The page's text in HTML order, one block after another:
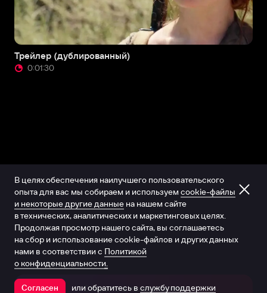
Трейлер (дублированный)
0:01:30
Открыть в приложении
В целях обеспечения наилучшего пользовательского
опыта для вас мы собираем и используем cookie-файлы
и некоторые другие данные на нашем сайте
в технических, аналитических и маркетинговых целях.
Продолжая просмотр нашего сайта, вы соглашаетесь
на сбор и использование cookie-файлов и других данных
нами в соответствии с Политикой
о конфиденциальности.
Согласен или обратитесь в службу поддержки